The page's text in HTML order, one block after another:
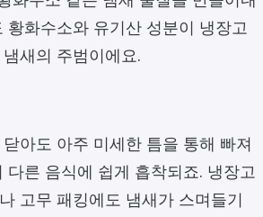
황화수소와 유기산 성분이 냉장고
새의 주범이에요.
아도 아주 미세한 틈을 통해 빠져
다른 음식에 쉽게 흡착되죠. 냉장고
고무 패킹에도 냄새가 스며들기